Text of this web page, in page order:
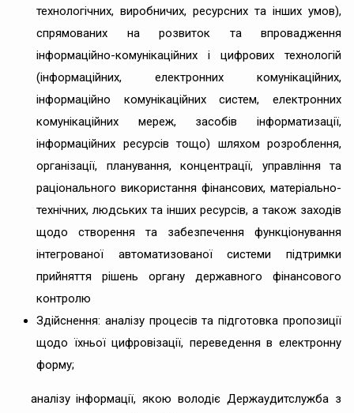
технологічних, виробничих, ресурсних та інших умов),
спрямованих на розвиток та впровадження
інформаційно-комунікаційних i цифрових технологій
(інформаційних, електронних комунікаційних,
інформаційно комунікаційних систем, електронних
комунікаційних мереж, засобів інформатизації,
інформаційних ресурсів тощо) шляхом розроблення,
організації, планування, концентрації, управління та
раціонального використання фінансових, матеріально-
технічних, людських та інших ресурсів, а також заходів
щодо створення та забезпечення функціонування
інтегрованої автоматизованої системи підтримки
прийняття рішень органу державного фінансового
контролю
Здійснення: аналізу процесів та підготовка пропозиції
щодо їхньої цифровізації, переведення в електронну
форму;
аналізу інформації, якою володіє Держаудитслужба з